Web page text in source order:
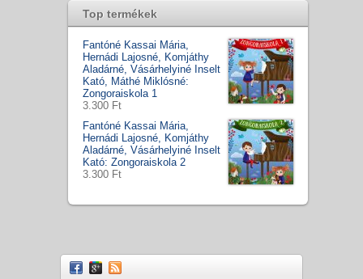
Top termékek
Fantóné Kassai Mária,
Hernádi Lajosné, Komjáthy
Aladárné, Vásárhelyiné Inselt
Kató, Máthé Miklósné:
Zongoraiskola 1
3.300 Ft
Fantóné Kassai Mária,
Hernádi Lajosné, Komjáthy
Aladárné, Vásárhelyiné Inselt
Kató: Zongoraiskola 2
3.300 Ft